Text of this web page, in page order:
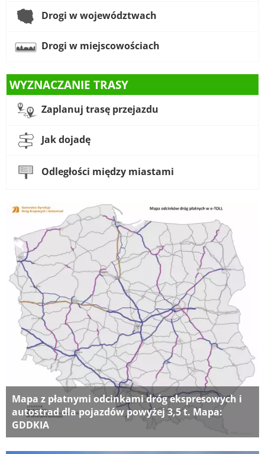
Drogi w województwach
Drogi w miejscowościach
WYZNACZANIE TRASY
Zaplanuj trasę przejazdu
Jak dojadę
Odległości między miastami
Mapa z płatnymi odcinkami dróg ekspresowych i
autostrad dla pojazdów powyżej 3,5 t. Mapa:
GDDKIA